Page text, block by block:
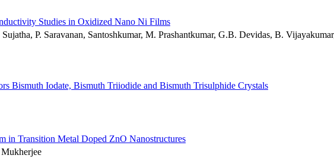
Studies in Oxidized Nano Ni Films
Sujatha, P. Saravanan, Santoshkumar, M. Prashantkumar, G.B. Devidas, B.
Bismuth Iodate, Bismuth Triiodide and Bismuth Trisulphide Crystals
in Transition Metal Doped ZnO Nanostructures